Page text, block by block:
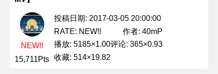
NEW!!
15,711Pts
投稿日期: 2017-03-05 20:00:00
RATE: NEW!!
作者: 40mP
播放: 5185×1.00评论: 365×0.93
收藏: 514×19.82